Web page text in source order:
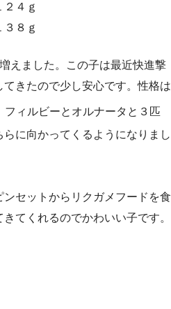
４ｇ
８ｇ
えました。この子は最近快進撃
きたので少し安心です。性格は
フィルビーとオルナータと３匹
に向かってくるようになりまし
セットからリクガメフードを食
てくれるのでかわいい子です。